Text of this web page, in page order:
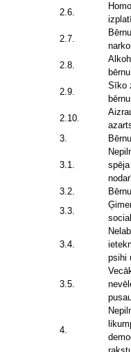
2.6.
2.7.
2.8.
2.9.
Sīko
2.10.
3.
3.1.
3.2.
3.3.
3.4.
psihi
3.5.
4.